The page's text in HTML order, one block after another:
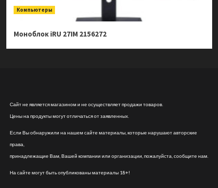
Компьютеры
Моноблок iRU 27IM 2156272
Сайт не является магазином и не осуществляет продажи товаров.
Цены на продукты могут отличаться от заявленных.
Если Вы обнаружили на нашем сайте материалы, которые нарушают авторские
права,
принадлежащие Вам, Вашей компании или организации, пожалуйста, сообщите нам.
На сайте могут быть опубликованы материалы 18+!